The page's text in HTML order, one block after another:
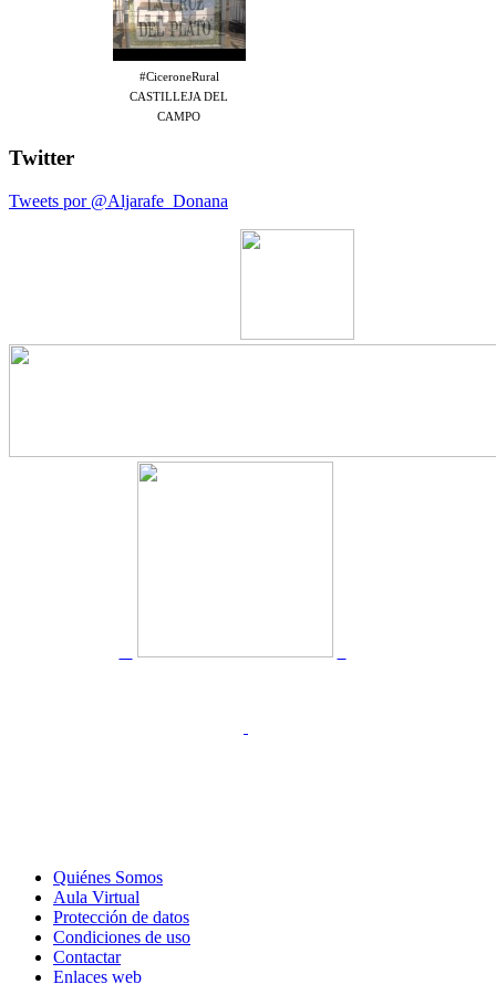
#CiceroneRural
CASTILLEJA DEL
CAMPO
Twitter
Tweets por @Aljarafe_Donana
Quiénes Somos
Aula Virtual
Protección de datos
Condiciones de uso
Contactar
Enlaces web